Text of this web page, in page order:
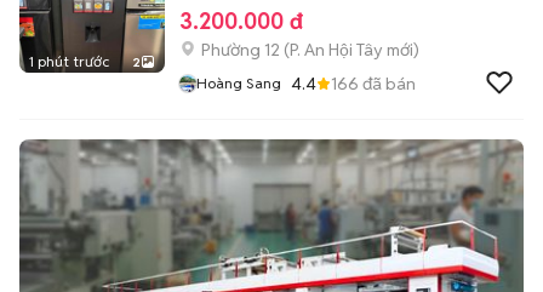
1 phút trước 2
3.200.000 đ
Phường 12 (P. An Hội Tây mới)
Hoàng Sang 4.4 166 đã bán